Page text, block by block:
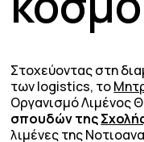
Στοχεύοντας στη
των logistics, το
Οργανισμό Λιμένος
σπουδών της
λιμένες της